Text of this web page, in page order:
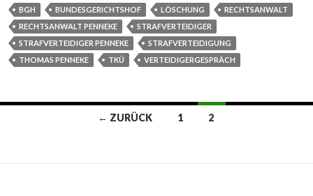
BGH BUNDESGERICHTSHOF LÖSCHUNG
RECHTSANWALT
RECHTSANWALT PENNEKE
STRAFVERTEIDIGER
STRAFVERTEIDIGER PENNEKE
STRAFVERTEIDIGUNG
THOMAS PENNEKE
TKÜ VERTEIDIGERGESPRÄCH
Navigation
← ZURÜCK 1 2